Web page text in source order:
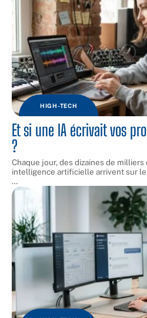
HIGH-TECH
Et si une IA écrivait vos
?
Chaque jour, des dizaines de
intelligence artificielle arrivent sur
…